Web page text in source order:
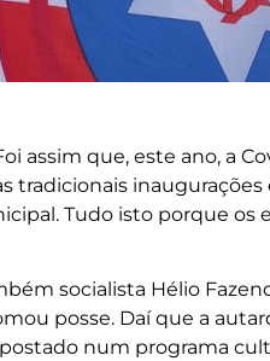
assim que, este ano, a
tradicionais
Tudo isto porque os
socialista Hélio
posse. Daí que a
num programa